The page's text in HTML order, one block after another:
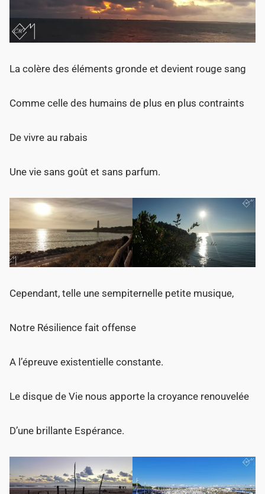
La colère des éléments gronde et devient rouge sang
Comme celle des humains de plus en plus contraints
De vivre au rabais
Une vie sans goût et sans parfum.
Cependant, telle une sempiternelle petite musique,
Notre Résilience fait offense
A l’épreuve existentielle constante.
Le disque de Vie nous apporte la croyance renouvelée
D’une brillante Espérance.